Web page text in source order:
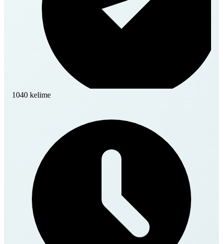
1040 kelime